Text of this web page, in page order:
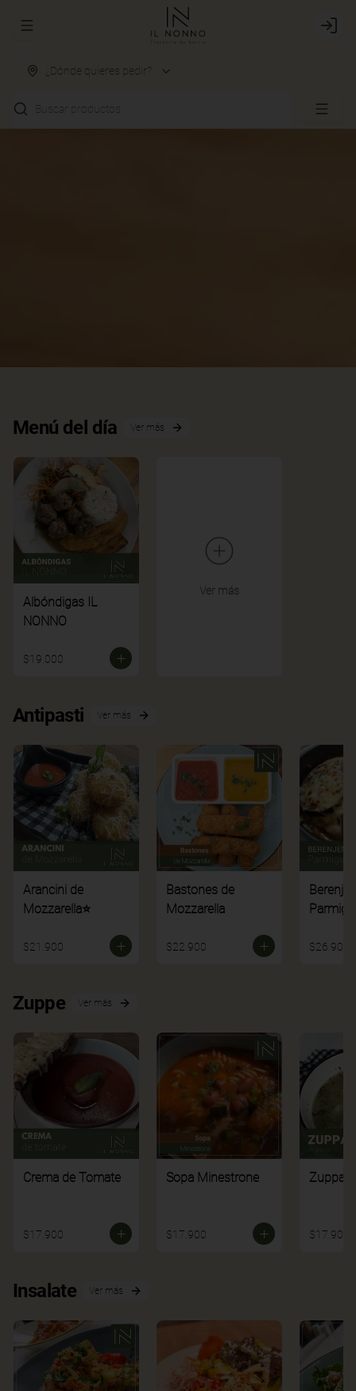
Abrir menu de navegación Login
¿Dónde quieres pedir?
Buscar productos
Menú del día Ver más
Albóndigas IL
NONNO
$19.000
Ver más
Antipasti Ver más
Arancini de
Mozzarella⭐
$21.900
Bastones de
Mozzarella
$22.900 $26.900
Zuppe Ver más
Crema de Tomate
$17.900
Sopa Minestrone
$17.900
Zuppa
$17.900
Insalate Ver más